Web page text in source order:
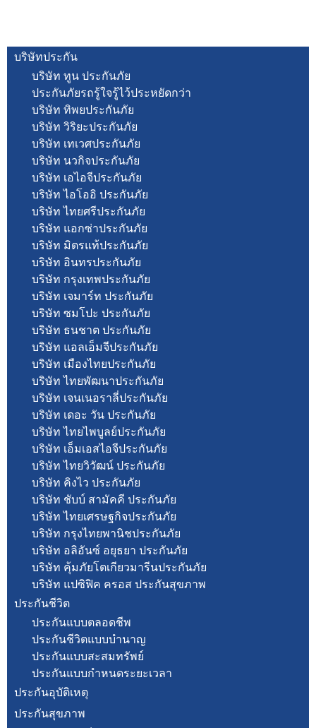
บริษัทประกัน
บริษัท ทูน ประกันภัย
ประกันภัยรถรู้ใจรู้ไว้ประหยัดกว่า
บริษัท ทิพยประกันภัย
บริษัท วิริยะประกันภัย
บริษัท เทเวศประกันภัย
บริษัท นวกิจประกันภัย
บริษัท เอไอจีประกันภัย
บริษัท ไอโออิ ประกันภัย
บริษัท ไทยศรีประกันภัย
บริษัท แอกซ่าประกันภัย
บริษัท มิตรแท้ประกันภัย
บริษัท อินทรประกันภัย
บริษัท กรุงเทพประกันภัย
บริษัท เจมาร์ท ประกันภัย
บริษัท ซมโปะ ประกันภัย
บริษัท ธนชาต ประกันภัย
บริษัท แอลเอ็มจีประกันภัย
บริษัท เมืองไทยประกันภัย
บริษัท ไทยพัฒนาประกันภัย
บริษัท เจนเนอราลี่ประกันภัย
บริษัท เดอะ วัน ประกันภัย
บริษัท ไทยไพบูลย์ประกันภัย
บริษัท เอ็มเอสไอจีประกันภัย
บริษัท ไทยวิวัฒน์ ประกันภัย
บริษัท คิงไว ประกันภัย
บริษัท ชับบ์ สามัคคี ประกันภัย
บริษัท ไทยเศรษฐกิจประกันภัย
บริษัท กรุงไทยพานิชประกันภัย
บริษัท อลิอันซ์ อยุธยา ประกันภัย
บริษัท คุ้มภัยโตเกียวมารีนประกันภัย
บริษัท แปซิฟิค ครอส ประกันสุขภาพ
ประกันชีวิต
ประกันแบบตลอดชีพ
ประกันชีวิตแบบบำนาญ
ประกันแบบสะสมทรัพย์
ประกันแบบกำหนดระยะเวลา
ประกันอุบัติเหตุ
ประกันสุขภาพ